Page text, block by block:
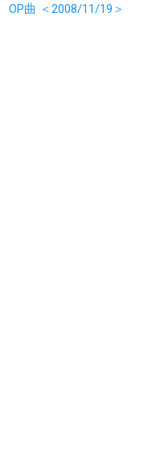
OP曲 ＜2008/11/19＞